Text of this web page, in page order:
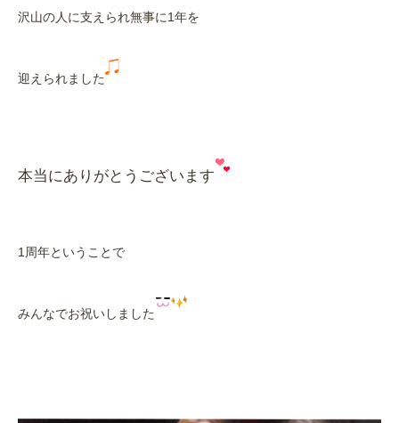
沢山の人に支えられ無事に1年を
迎えられました
本当にありがとうございます
1周年ということで
みんなでお祝いしました